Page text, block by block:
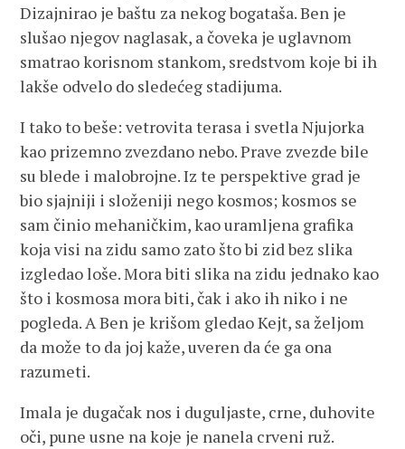
Dizajnirao je baštu za nekog bogataša. Ben je
slušao njegov naglasak, a čoveka je uglavnom
smatrao korisnom stankom, sredstvom koje bi ih
lakše odvelo do sledećeg stadijuma.
I tako to beše: vetrovita terasa i svetla Njujorka
kao prizemno zvezdano nebo. Prave zvezde bile
su blede i malobrojne. Iz te perspektive grad je
bio sjajniji i složeniji nego kosmos; kosmos se
sam činio mehaničkim, kao uramljena grafika
koja visi na zidu samo zato što bi zid bez slika
izgledao loše. Mora biti slika na zidu jednako kao
što i kosmosa mora biti, čak i ako ih niko i ne
pogleda. A Ben je krišom gledao Kejt, sa željom
da može to da joj kaže, uveren da će ga ona
razumeti.
Imala je dugačak nos i duguljaste, crne, duhovite
oči, pune usne na koje je nanela crveni ruž.